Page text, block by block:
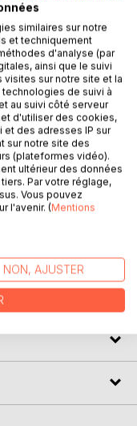
sur les quais de
de justesse
amnésie totale.
et comprendre ce
son passé qui lui
Alvaro
d'une profileuse
enquête hors du
à Porto
similaires sur notre
et techniquement
d'analyse (par
ainsi que le suivi
sur notre site et la
de suivi à
au suivi côté serveur
d'utiliser des cookies,
des adresses IP sur
sur notre site des
(plateformes vidéo).
ultérieur des données
Par votre réglage,
Vous pouvez
l'avenir. (Mentions
NON, AJUSTER